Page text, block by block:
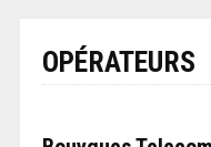
OPÉRATEURS